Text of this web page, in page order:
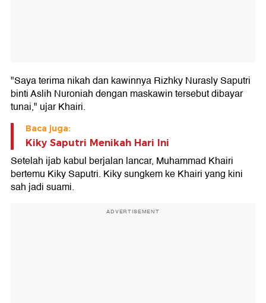
"Saya terima nikah dan kawinnya Rizhky Nurasly Saputri
binti Aslih Nuroniah dengan maskawin tersebut dibayar
tunai," ujar Khairi.
Baca juga:
Kiky Saputri Menikah Hari Ini
Setelah ijab kabul berjalan lancar, Muhammad Khairi
bertemu Kiky Saputri. Kiky sungkem ke Khairi yang kini
sah jadi suami.
ADVERTISEMENT